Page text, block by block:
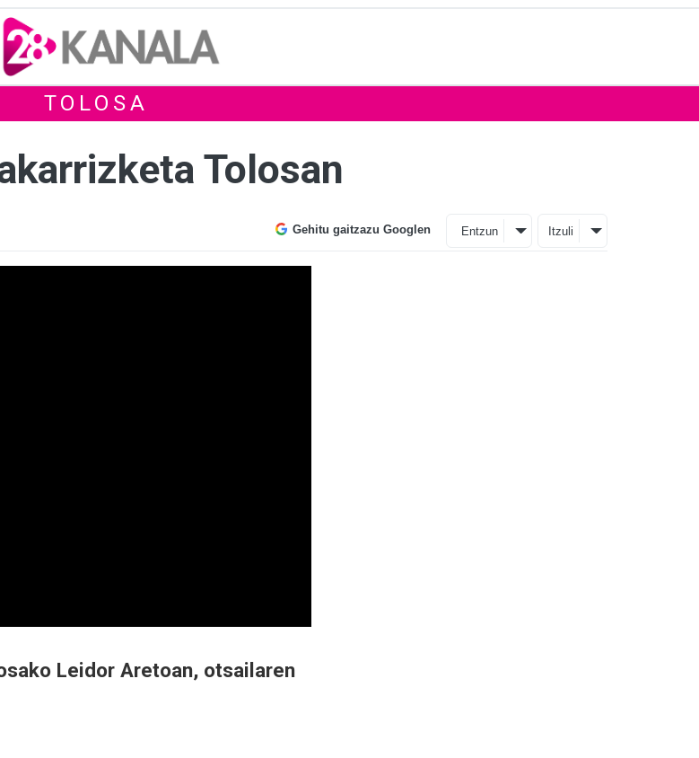
TOLOSA
Tolosan
Gehitu gaitzazu Googlen Entzun Itzuli
Leidor Aretoan, otsailaren